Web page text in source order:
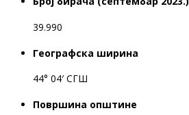
39.990
Географска ширина
44° 04′ СГШ
Површина општине